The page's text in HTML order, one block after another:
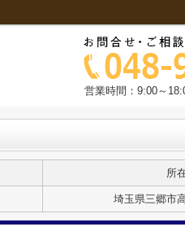
営業時間：9:00～
所
埼玉県三郷市